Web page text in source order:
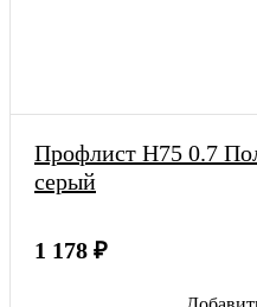
Профлист Н75 0.7
серый
1 178 ₽